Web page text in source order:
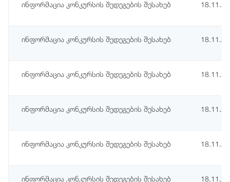
ინფორმაცია კონკურსის შედეგების შესახებ
ინფორმაცია კონკურსის შედეგების შესახებ
ინფორმაცია კონკურსის შედეგების შესახებ
ინფორმაცია კონკურსის შედეგების შესახებ
ინფორმაცია კონკურსის შედეგების შესახებ
ინფორმაცია კონკურსის შედეგების შესახებ